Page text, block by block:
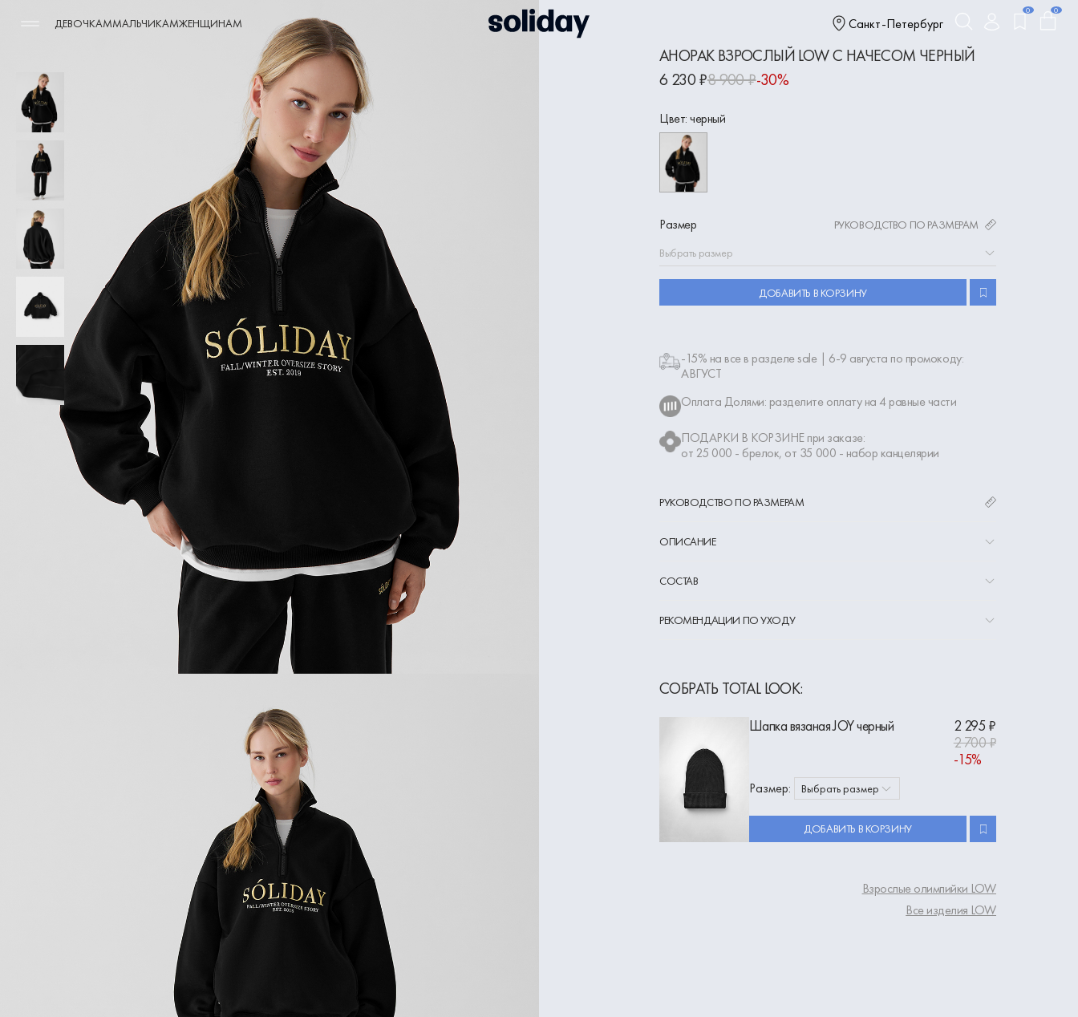
ДЕВОЧКАММАЛЬЧИКАМЖЕНЩИНАМ Санкт-Петербург
0 0
АНОРАК ВЗРОСЛЫЙ LOW С НАЧЕСОМ ЧЕРНЫЙ
6 230 ₽8 900 ₽-30%
Цвет: черный
Размер
РУКОВОДСТВО ПО РАЗМЕРАМ
Выбрать размер
ДОБАВИТЬ В КОРЗИНУ
-15% на все в разделе sale | 6-9 августа по промокоду:
АВГУСТ
Оплата Долями: разделите оплату на 4 равные части
ПОДАРКИ В КОРЗИНЕ при заказе:
от 25 000 - брелок, от 35 000 - набор канцелярии
РУКОВОДСТВО ПО РАЗМЕРАМ
ОПИСАНИЕ
СОСТАВ
РЕКОМЕНДАЦИИ ПО УХОДУ
СОБРАТЬ TOTAL LOOK:
Шапка вязаная JOY черный
2 295 ₽
2 700 ₽
-15%
Размер: Выбрать размер
ДОБАВИТЬ В КОРЗИНУ
Взрослые олимпийки LOW
Все изделия LOW